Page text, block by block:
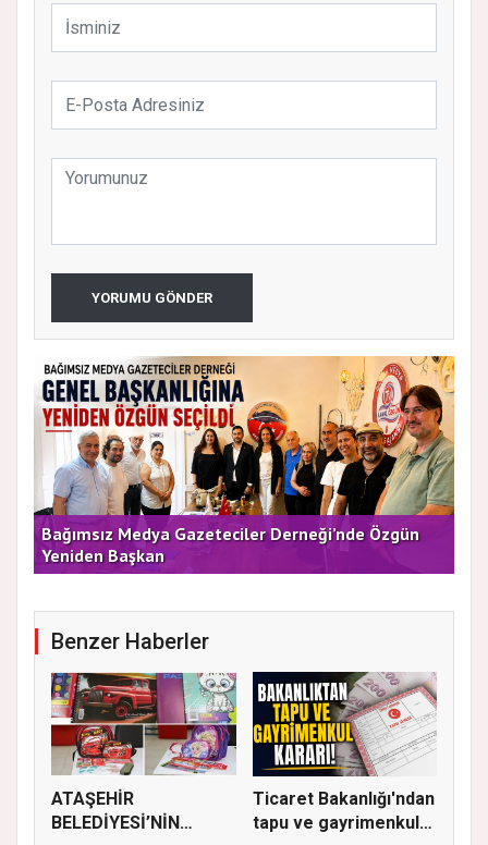
YORUMU GÖNDER
Bağımsız Medya Gazeteciler Derneği’nde Özgün
Yeniden Başkan
Benzer Haberler
ATAŞEHİR
BELEDİYESİ’NİN
Ticaret Bakanlığı'ndan
tapu ve gayrimenkul